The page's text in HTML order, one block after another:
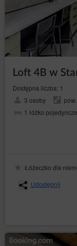
Loft 4B w
Dostępna liczba: 1
3 osoby
1 łóżko
Łóżeczko dla
Udostępnij